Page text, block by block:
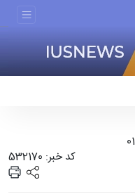
کد خبر: 532170